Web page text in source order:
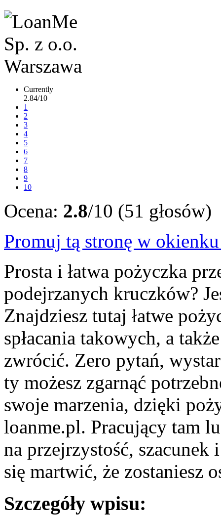
Currently
2.84/10
1
2
3
4
5
6
7
8
9
10
Ocena: 2.8/10 (51 głosów)
Promuj tą stronę w
Prosta i łatwa pożyczka
podejrzanych kruczków?
Znajdziesz tutaj łatwe
spłacania takowych, a
zwrócić. Zero pytań,
ty możesz zgarnąć
swoje marzenia, dzięki
loanme.pl. Pracujący tam
na przejrzystość,
się martwić, że zostaniesz
Szczegóły wpisu: